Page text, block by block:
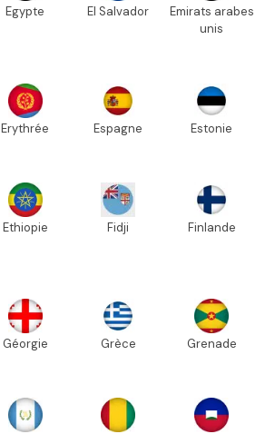
Egypte El Salvador
Emirats arabes
unis
Erythrée Espagne Estonie
Ethiopie Fidji Finlande
Géorgie Grèce Grenade